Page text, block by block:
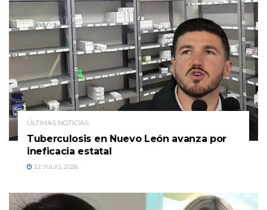
ÚLTIMAS NOTICIAS
Tuberculosis en Nuevo León avanza por
ineficacia estatal
22 JULIO, 2026